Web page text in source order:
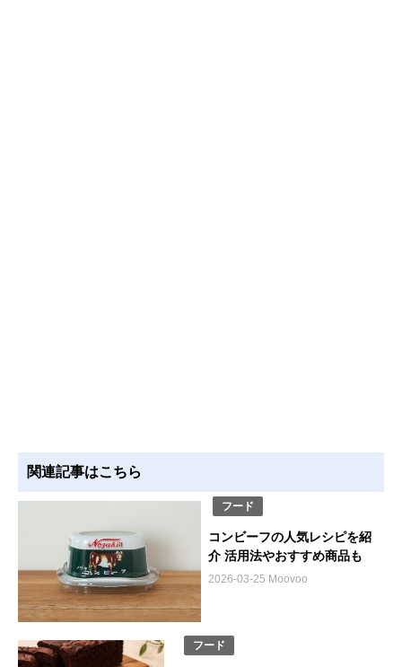
関連記事はこちら
フード
コンビーフの人気レシピを紹
介 活用法やおすすめ商品も
2026-03-25 Moovoo
フード